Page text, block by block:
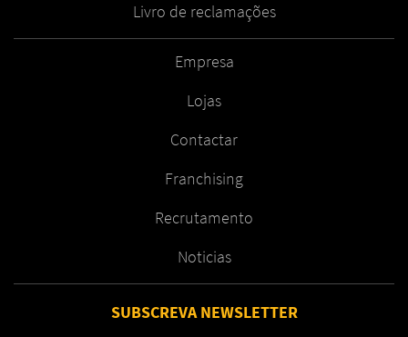
Livro de reclamações
Empresa
Lojas
Contactar
Franchising
Recrutamento
Noticias
SUBSCREVA NEWSLETTER